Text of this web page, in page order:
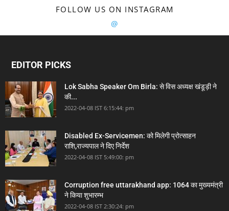
FOLLOW US ON INSTAGRAM
@
EDITOR PICKS
Lok Sabha Speaker Om Birla: से विस अध्यक्ष खंडूड़ी ने
की...
2022-04-08 IST 6:15:44: pm
Disabled Ex-Servicemen: को मिलेगी प्रोत्साहन
राशि,राज्यपाल ने दिए निर्देश
2022-04-08 IST 5:49:00: pm
Corruption free uttarakhand app: 1064 का मुख्यमंत्री
ने किया शुभारम्भ
2022-04-08 IST 2:30:24: pm